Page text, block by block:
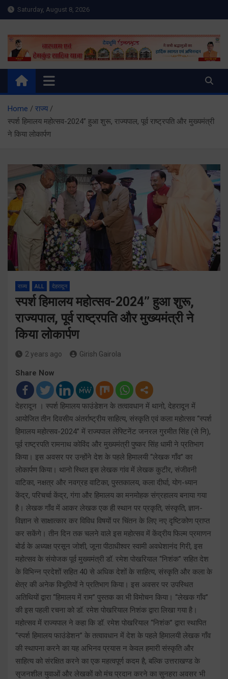
Skip
to
Saturday, August 8, 2026
Meru Raibar | Uttarakhand
News | Uttarkashi News
meruraibar.com
Home
राज्य
स्पर्श हिमालय महोत्सव-2024’’ हुआ शुरू, राज्यपाल, पूर्व राष्ट्रपति और मुख्यमंत्री
ने किया लोकार्पण
राज्य ALL देहरादून
स्पर्श हिमालय महोत्सव-2024’’ हुआ शुरू,
राज्यपाल, पूर्व राष्ट्रपति और मुख्यमंत्री ने
किया लोकार्पण
2 years ago Girish Gairola
Share Now
देहरादून । स्पर्श हिमालय फाउंडेशन के तत्वावधान में थानो, देहरादून में
आयोजित तीन दिवसीय अंतर्राष्ट्रीय साहित्य, संस्कृति एवं कला महोत्सव ‘‘स्पर्श
हिमालय महोत्सव-2024’’ में राज्यपाल लेफ्टिनेंट जनरल गुरमीत सिंह (से नि),
पूर्व राष्ट्रपति रामनाथ कोविंद और मुख्यमंत्री पुष्कर सिंह धामी ने प्रतिभाग
किया। इस अवसर पर उन्होंने देश के पहले हिमालयी ‘‘लेखक गाँव’’ का
लोकार्पण किया। थानो स्थित इस लेखक गांव में लेखक कुटीर, संजीवनी
वाटिका, नक्षत्र और नवग्रह वाटिका, पुस्तकालय, कला दीर्घा, योग-ध्यान
केंद्र, परिचर्चा केंद्र, गंगा और हिमालय का मनमोहक संग्रहालय बनाया गया
है। लेखक गाँव में आकर लेखक एक ही स्थान पर प्रकृति, संस्कृति, ज्ञान-
विज्ञान से साक्षात्कार कर विविध विषयों पर चिंतन के लिए नए दृष्टिकोण प्राप्त
कर सकेंगे। तीन दिन तक चलने वाले इस महोत्सव में केंद्रीय फिल्म प्रमाणन
बोर्ड के अध्यक्ष प्रसून जोशी, जूना पीठाधीश्वर स्वामी अवधेशानंद गिरी, इस
महोत्सव के संयोजक पूर्व मुख्यमंत्री डॉ. रमेश पोखरियाल ‘‘निशंक’’ सहित देश
के विभिन्न प्रदेशों सहित 40 से अधिक देशों के साहित्य, संस्कृति और कला के
क्षेत्र की अनेक विभूतियों ने प्रतिभाग किया। इस अवसर पर उपस्थित
अतिथियों द्वारा ‘‘हिमालय में राम’’ पुस्तक का भी विमोचन किया। ‘‘लेखक गाँव’’
की इस पहली रचना को डॉ. रमेश पोखरियाल निशंक द्वारा लिखा गया है।
महोत्सव में राज्यपाल ने कहा कि डॉ. रमेश पोखरियाल ‘‘निशंक’’ द्वारा स्थापित
‘‘स्पर्श हिमालय फाउंडेशन’’ के तत्वावधान में देश के पहले हिमालयी लेखक गाँव
की स्थापना करने का यह अभिनव प्रयास न केवल हमारी संस्कृति और
साहित्य को संरक्षित करने का एक महत्वपूर्ण कदम है, बल्कि उत्तराखण्ड के
सृजनशील युवाओं और लेखकों को मंच प्रदान करने का सुनहरा अवसर भी